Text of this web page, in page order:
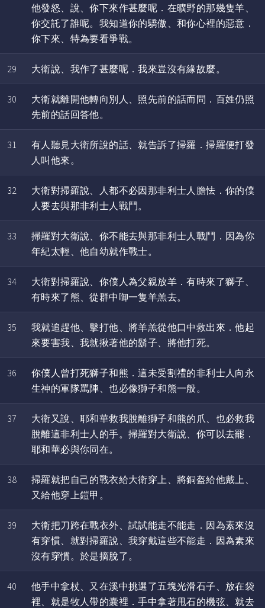
他發怒、說、你下來作甚麼呢．在曠野的那幾隻羊、
你交託了誰呢。我知道你的驕傲、和你心裡的惡意．
你下來、特為要看爭戰。
29 大衛說、我作了甚麼呢．我來豈沒有緣故麼。
30
大衛就離開他轉向別人、照先前的話而問．百姓仍照
先前的話回答他。
31
有人聽見大衛所說的話、就告訴了掃羅．掃羅便打發
人叫他來。
32
大衛對掃羅說、人都不必因那非利士人膽怯．你的僕
人要去與那非利士人戰鬥。
33
掃羅對大衛說、你不能去與那非利士人戰鬥．因為你
年紀太輕、他自幼就作戰士。
34
大衛對掃羅說、你僕人為父親放羊．有時來了獅子、
有時來了熊、從群中啣一隻羊羔去。
35
我就追趕他、擊打他、將羊羔從他口中救出來．他起
來要害我、我就揪著他的鬍子、將他打死。
36
你僕人曾打死獅子和熊．這未受割禮的非利士人向永
生神的軍隊罵陣、也必像獅子和熊一般。
37
大衛又說、耶和華救我脫離獅子和熊的爪、也必救我
脫離這非利士人的手。掃羅對大衛說、你可以去罷．
耶和華必與你同在。
38
掃羅就把自己的戰衣給大衛穿上、將銅盔給他戴上、
又給他穿上鎧甲。
39
大衛把刀跨在戰衣外、試試能走不能走．因為素來沒
有穿慣、就對掃羅說、我穿戴這些不能走．因為素來
沒有穿慣。於是摘脫了。
40
他手中拿杖、又在溪中挑選了五塊光滑石子、放在袋
裡、就是牧人帶的囊裡．手中拿著甩石的機弦、就去